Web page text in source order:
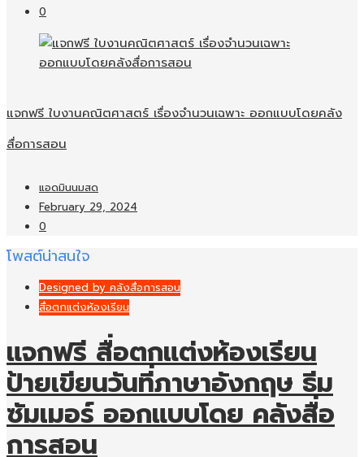
0
แจกฟรี ใบงานคณิตศาสตร์ เรื่องจำนวนเฉพาะ ออกแบบโดยคลัง
สื่อการสอน
แอดมินนมสด
February 29, 2024
0
โพสต์น่าสนใจ
Designed by คลังสื่อการสอน
สื่อตกแต่งห้องเรียน
แจกฟรี สื่อตกแต่งห้องเรียน
ป้ายเขียนวันที่ภาษาอังกฤษ ธีม
ซัมเมอร์ ออกแบบโดย คลังสื่อ
การสอน